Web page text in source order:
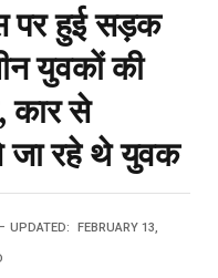
पर हुई सड़क
युवकों की
कार से
जा रहे थे युवक
UPDATED: FEBRUARY 13,